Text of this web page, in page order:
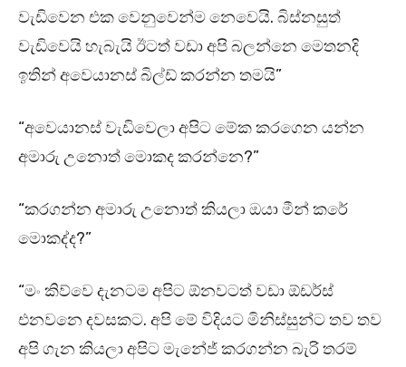
වැඩිවෙන එක වෙනුවෙන්ම නෙවෙයි. බිස්නසුත්
වැඩිවෙයි හැබැයි ඊටත් වඩා අපි බලන්නෙ මෙතනදි
ඉතින් අවෙයානස් බිල්ඩ් කරන්න තමයි”
“අවෙයානස් වැඩිවෙලා අපිට මේක කරගෙන යන්න
අමාරු උනොත් මොකද කරන්නෙ?”
“කරගන්න අමාරු උනොත් කියලා ඔයා මීන් කරේ
මොකද්ද?”
“මං කිව්වෙ දැනටම අපිට ඕනවටත් වඩා ඕඩර්ස්
එනවනෙ දවසකට. අපි මේ විදියට මිනිස්සුන්ට තව තව
අපි ගැන කියලා අපිට මැනේජ් කරගන්න බැරි තරම්